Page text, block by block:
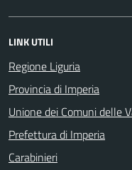
LINK UTILI
Regione Liguria
Provincia di Imperia
Unione dei Comuni delle
Prefettura di Imperia
Carabinieri